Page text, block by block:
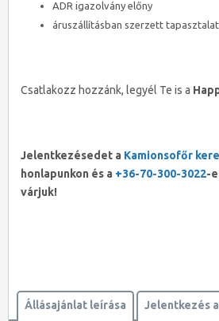
ADR igazolvány előny
áruszállításban szerzett
Csatlakozz hozzánk, legyél Te is a
Jelentkezésedet a Kamionsofőr
honlapunkon és a +36-70-300-3022-
várjuk!
Állásajánlat leírása Jelentkezés